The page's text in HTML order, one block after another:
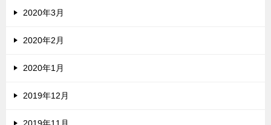
2020年3月
2020年2月
2020年1月
2019年12月
2019年11月